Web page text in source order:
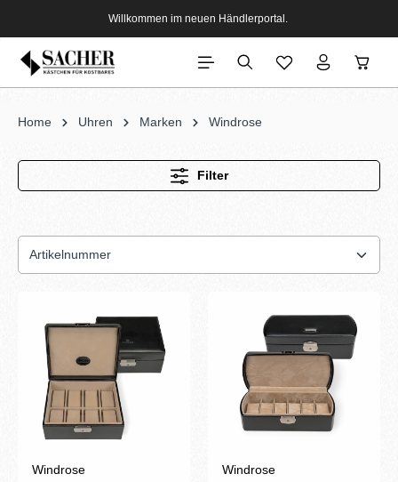
Willkommen im neuen Händlerportal.
Home Uhren Marken Windrose
Filter
Windrose
Windrose